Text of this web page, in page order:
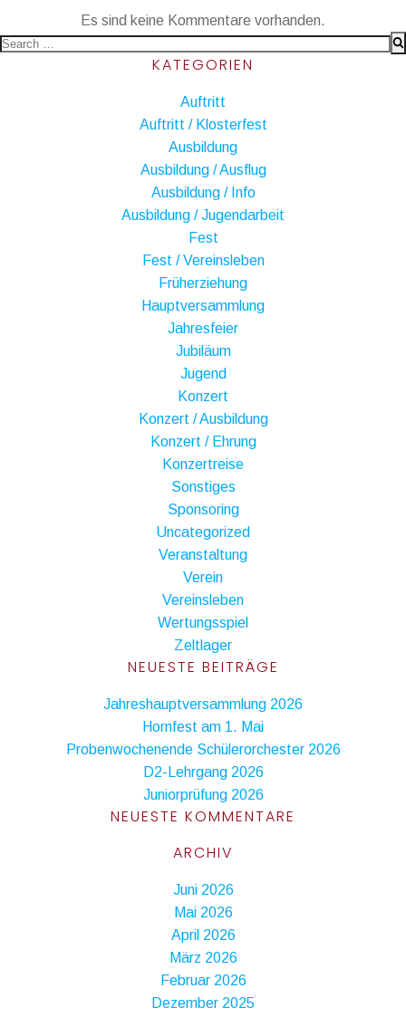
Es sind keine Kommentare vorhanden.
Search
KATEGORIEN
Auftritt
Auftritt / Klosterfest
Ausbildung
Ausbildung / Ausflug
Ausbildung / Info
Ausbildung / Jugendarbeit
Fest
Fest / Vereinsleben
Früherziehung
Hauptversammlung
Jahresfeier
Jubiläum
Jugend
Konzert
Konzert / Ausbildung
Konzert / Ehrung
Konzertreise
Sonstiges
Sponsoring
Uncategorized
Veranstaltung
Verein
Vereinsleben
Wertungsspiel
Zeltlager
NEUESTE BEITRÄGE
Jahreshauptversammlung 2026
Hornfest am 1. Mai
Probenwochenende Schülerorchester 2026
D2-Lehrgang 2026
Juniorprüfung 2026
NEUESTE KOMMENTARE
ARCHIV
Juni 2026
Mai 2026
April 2026
März 2026
Februar 2026
Dezember 2025